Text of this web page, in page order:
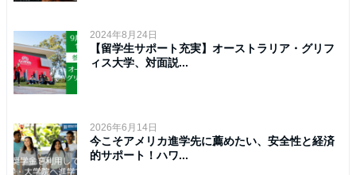
2024年8月24日
【留学生サポート充実】オーストラリア・グリフ
ィス大学、対面説...
2026年6月14日
今こそアメリカ進学先に薦めたい、安全性と経済
的サポート！ハワ...